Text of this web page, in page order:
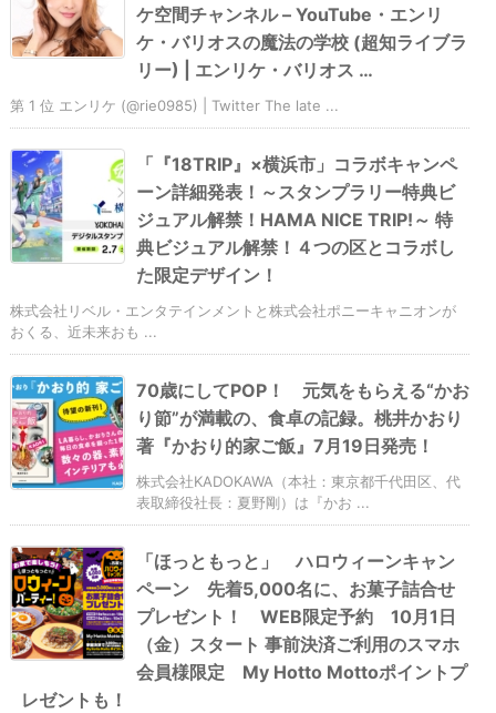
ケ空間チャンネル – YouTube・エンリ
ケ・バリオスの魔法の学校 (超知ライブラ
リー) | エンリケ・バリオス …
第 1 位 エンリケ (@rie0985) | Twitter The late ...
「『18TRIP』×横浜市」コラボキャンペ
ーン詳細発表！～スタンプラリー特典ビ
ジュアル解禁！HAMA NICE TRIP!～ 特
典ビジュアル解禁！４つの区とコラボし
た限定デザイン！
株式会社リベル・エンタテインメントと株式会社ポニーキャニオンが
おくる、近未来おも ...
70歳にしてPOP！ 元気をもらえる“かお
り節”が満載の、食卓の記録。桃井かおり
著『かおり的家ご飯』7月19日発売！
株式会社KADOKAWA（本社：東京都千代田区、代
表取締役社長：夏野剛）は『かお ...
「ほっともっと」 ハロウィーンキャン
ペーン 先着5,000名に、お菓子詰合せ
プレゼント！ WEB限定予約 10月1日
（金）スタート 事前決済ご利用のスマホ
会員様限定 My Hotto Mottoポイントプ
レゼントも！